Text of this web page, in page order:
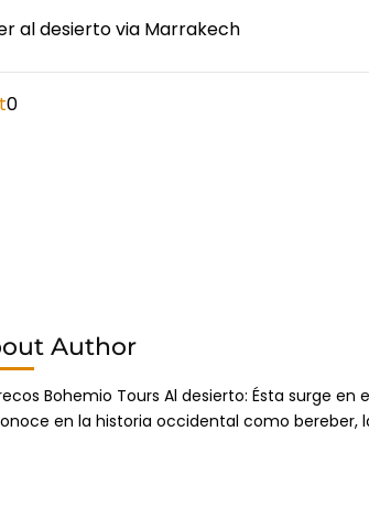
al desierto via Marrakech
on
desierto
Marrakech
0
Author
Bohemio Tours Al desierto: Ésta surge
en la historia occidental como bereber,